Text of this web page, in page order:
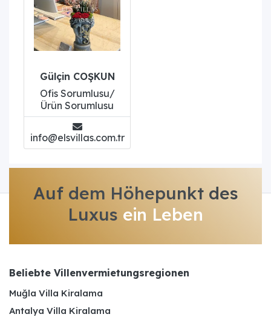
Gülçin COŞKUN
Ofis Sorumlusu/
Ürün Sorumlusu
info@elsvillas.com.tr
Auf dem Höhepunkt des
Luxus ein Leben
Beliebte Villenvermietungsregionen
Muğla Villa Kiralama
Antalya Villa Kiralama